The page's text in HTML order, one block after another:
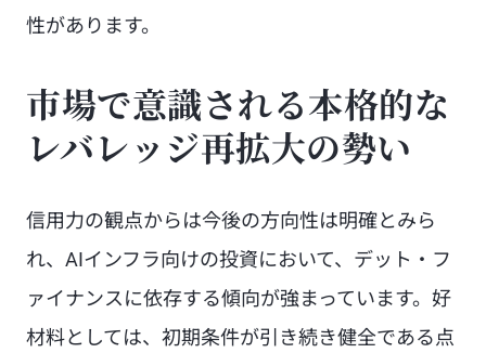
性があります。
市場で意識される本格的な
レバレッジ再拡大の勢い
信用力の観点からは今後の方向性は明確とみら
れ、AIインフラ向けの投資において、デット・フ
ァイナンスに依存する傾向が強まっています。好
材料としては、初期条件が引き続き健全である点